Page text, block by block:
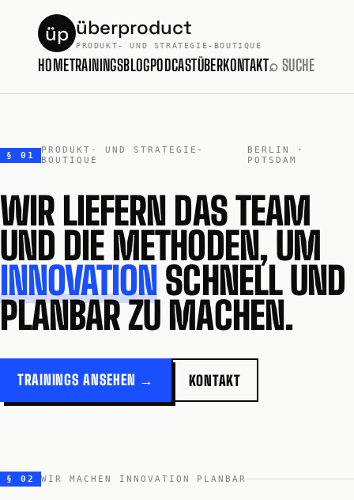
üp überproduct
PRODUKT- UND STRATEGIE-BOUTIQUE
HOMETRAININGSBLOGPODCASTÜBERKONTAKT⌕ SUCHE
§ 01
PRODUKT- UND STRATEGIE-
BOUTIQUE
BERLIN ·
POTSDAM
WIR LIEFERN DAS TEAM
UND DIE METHODEN, UM
INNOVATION SCHNELL UND
PLANBAR ZU MACHEN.
TRAININGS ANSEHEN → KONTAKT
§ 02 WIR MACHEN INNOVATION PLANBAR